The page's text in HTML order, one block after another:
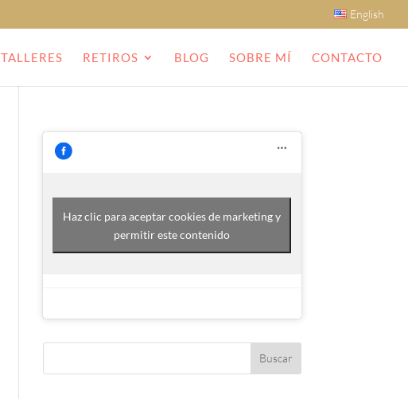
English
TALLERES RETIROS BLOG SOBRE MÍ CONTACTO
Haz clic para aceptar cookies de marketing y
permitir este contenido